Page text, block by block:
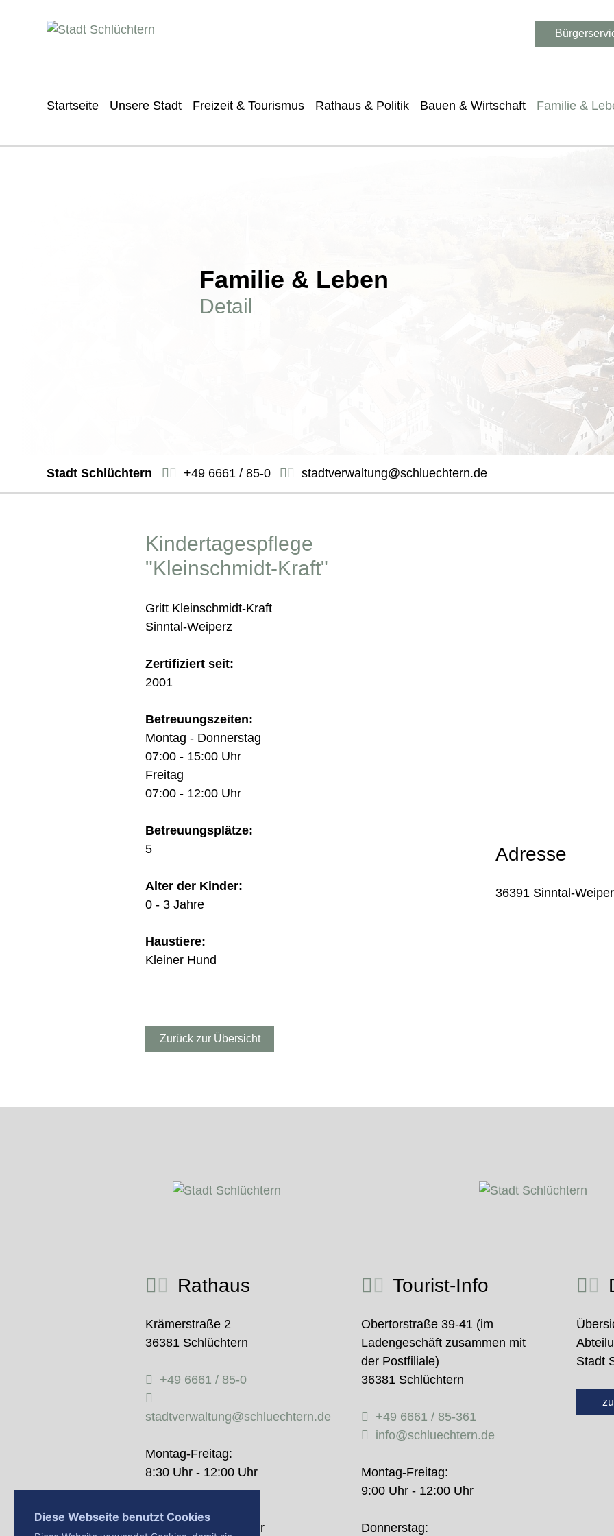
Startseite Unsere Stadt Freizeit & Tourismus Rathaus & Politik Bauen & Wirtschaft Familie &
Familie & Leben
Detail
Stadt Schlüchtern +49 6661 / 85-0 stadtverwaltung@schluechtern.de
Kindertagespflege
"Kleinschmidt-Kraft"
Gritt Kleinschmidt-Kraft
Sinntal-Weiperz
Zertifiziert seit:
2001
Betreuungszeiten:
Montag - Donnerstag
07:00 - 15:00 Uhr
Freitag
07:00 - 12:00 Uhr
Betreuungsplätze:
5
Alter der Kinder:
0 - 3 Jahre
Haustiere:
Kleiner Hund
Adresse
36391 Sinntal-
Zurück zur Übersicht
Rathaus
Krämerstraße 2
36381 Schlüchtern
+49 6661 / 85-0
stadtverwaltung@schluechtern.de
Montag-Freitag:
8:30 Uhr - 12:00 Uhr
Donnerstag:
14:00 Uhr - 18:00 Uhr
Tourist-Info
Obertorstraße 39-41 (im
Ladengeschäft zusammen mit
der Postfiliale)
36381 Schlüchtern
+49 6661 / 85-361
info@schluechtern.de
Montag-Freitag:
9:00 Uhr - 12:00 Uhr
Donnerstag:
Stadt
Diese Webseite benutzt Cookies